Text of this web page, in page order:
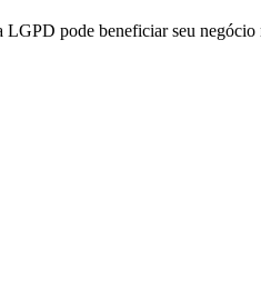
LGPD pode beneficiar seu